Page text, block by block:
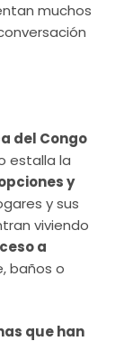
muchos
del Congo
estalla la
y
y sus
viviendo
a
baños o
que han